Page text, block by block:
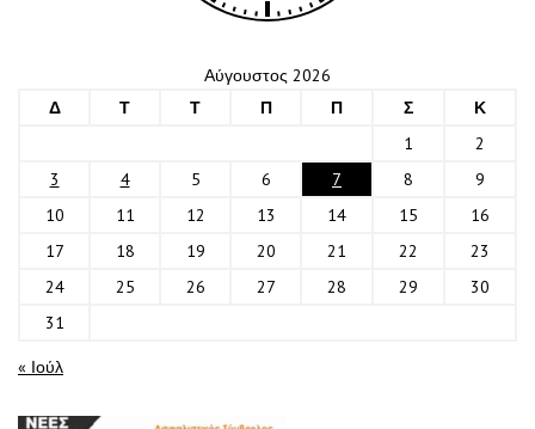
Αύγουστος 2026
Δ
Τ Τ Π Π Σ
Κ
1
2
3
4 5 6 7 8
9
10
11 12 13 14 15
16
17
18 19 20 21 22
23
24
25 26 27 28 29
30
31
« Ιούλ